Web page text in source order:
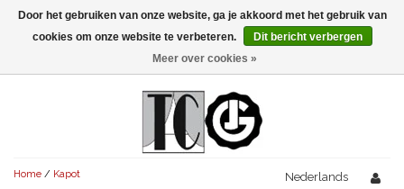
Menu
AVONDVULLEND (+75')
KORT (-30')
AVONDVULLEND (+75')
Home / Kapot Nederlands
Door het gebruiken van onze website, ga je akkoord met het gebruik van
cookies om onze website te verbeteren.
Dit bericht verbergen
Meer over cookies »